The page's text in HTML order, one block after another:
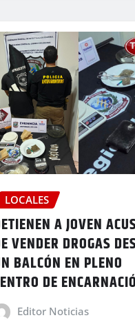
LOCALES
A JOVEN
VENDER DROGAS
BALCÓN EN PLENO
DE
Editor Noticias